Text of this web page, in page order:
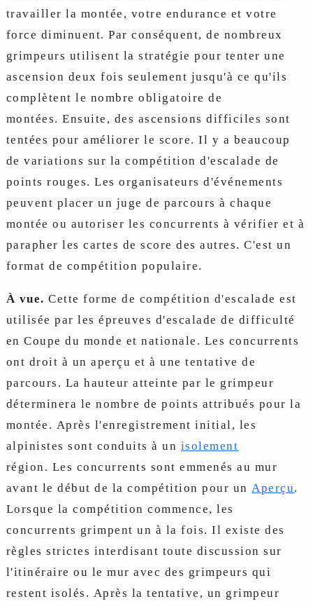
travailler la montée, votre endurance et votre
force diminuent. Par conséquent, de nombreux
grimpeurs utilisent la stratégie pour tenter une
ascension deux fois seulement jusqu'à ce qu'ils
complètent le nombre obligatoire de
montées. Ensuite, des ascensions difficiles sont
tentées pour améliorer le score. Il y a beaucoup
de variations sur la compétition d'escalade de
points rouges. Les organisateurs d'événements
peuvent placer un juge de parcours à chaque
montée ou autoriser les concurrents à vérifier et à
parapher les cartes de score des autres. C'est un
format de compétition populaire.
À vue. Cette forme de compétition d'escalade est
utilisée par les épreuves d'escalade de difficulté
en Coupe du monde et nationale. Les concurrents
ont droit à un aperçu et à une tentative de
parcours. La hauteur atteinte par le grimpeur
déterminera le nombre de points attribués pour la
montée. Après l'enregistrement initial, les
alpinistes sont conduits à un isolement
région. Les concurrents sont emmenés au mur
avant le début de la compétition pour un Aperçu.
Lorsque la compétition commence, les
concurrents grimpent un à la fois. Il existe des
règles strictes interdisant toute discussion sur
l'itinéraire ou le mur avec des grimpeurs qui
restent isolés. Après la tentative, un grimpeur